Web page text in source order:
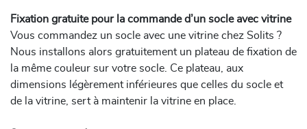
Fixation gratuite pour la commande d’un socle avec vitrine
Vous commandez un socle avec une vitrine chez Solits ?
Nous installons alors gratuitement un plateau de fixation de
la même couleur sur votre socle. Ce plateau, aux
dimensions légèrement inférieures que celles du socle et
de la vitrine, sert à maintenir la vitrine en place.